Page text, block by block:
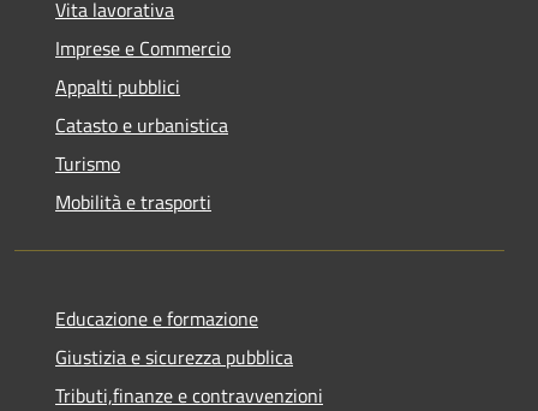
Vita lavorativa
Imprese e Commercio
Appalti pubblici
Catasto e urbanistica
Turismo
Mobilità e trasporti
Educazione e formazione
Giustizia e sicurezza pubblica
Tributi,finanze e contravvenzioni